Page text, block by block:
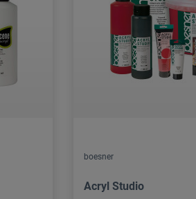
boesner
Acryl Studio